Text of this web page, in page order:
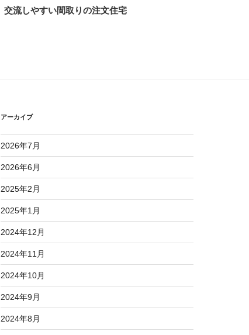
稿
シ
ョ
ン
の
交流しやすい間取りの注文住宅
アーカイブ
2026年7月
2026年6月
2025年2月
2025年1月
2024年12月
2024年11月
2024年10月
2024年9月
2024年8月